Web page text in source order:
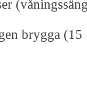
brygga (15